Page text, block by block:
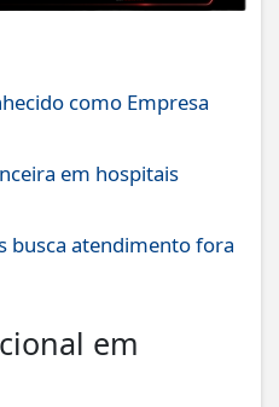
como Empresa
em hospitais
busca atendimento fora
em